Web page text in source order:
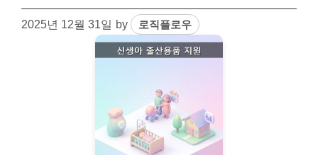
2025년 12월 31일 by 로직플로우